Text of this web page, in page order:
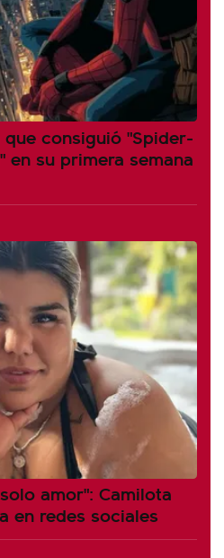
consiguió "Spider-
en su primera semana
amor": Camilota
en redes sociales